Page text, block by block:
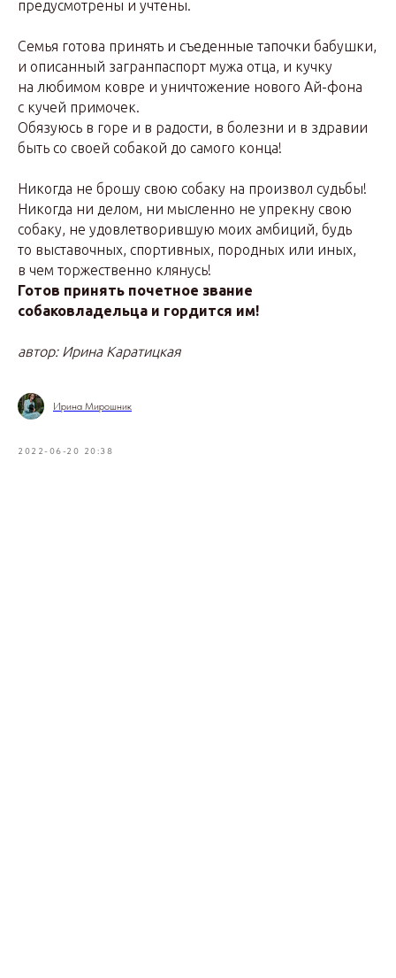
предусмотрены и учтены.
Семья готова принять и съеденные тапочки бабушки,
и описанный загранпаспорт мужа отца, и кучку
на любимом ковре и уничтожение нового Ай-фона
с кучей примочек.
Обязуюсь в горе и в радости, в болезни и в здравии
быть со своей собакой до самого конца!
Никогда не брошу свою собаку на произвол судьбы!
Никогда ни делом, ни мысленно не упрекну свою
собаку, не удовлетворившую моих амбиций, будь
то выставочных, спортивных, породных или иных,
в чем торжественно клянусь!
Готов принять почетное звание
собаковладельца и гордится им!
автор: Ирина Каратицкая
Ирина Мирошник
2022-06-20 20:38